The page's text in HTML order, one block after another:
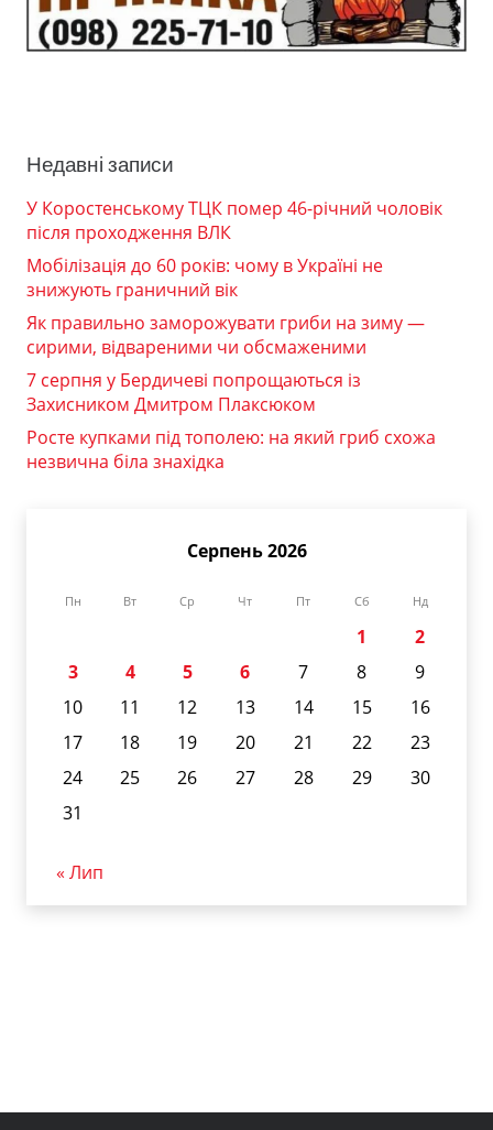
Недавні записи
У Коростенському ТЦК помер 46-річний чоловік
після проходження ВЛК
Мобілізація до 60 років: чому в Україні не
знижують граничний вік
Як правильно заморожувати гриби на зиму —
сирими, відвареними чи обсмаженими
7 серпня у Бердичеві попрощаються із
Захисником Дмитром Плаксюком
Росте купками під тополею: на який гриб схожа
незвична біла знахідка
Серпень 2026
Пн Вт Ср Чт Пт Сб Нд
1
2
3
4 5 6 7 8
9
10
11 12 13 14 15
16
17
18 19 20 21 22
23
24
25 26 27 28 29
30
31
« Лип